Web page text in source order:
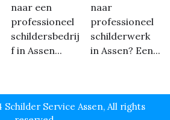
naar een
professioneel
schildersbedrij
f in Assen...
naar
professioneel
schilderwerk
in Assen? Een...
Service Assen, All rights